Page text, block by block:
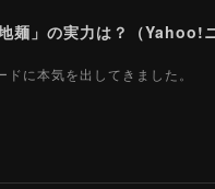
麺」の実力は？（Yahoo!
に本気を出してきました。